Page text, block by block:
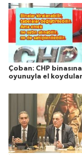
Çoban: CHP
oyunuyla el koydular